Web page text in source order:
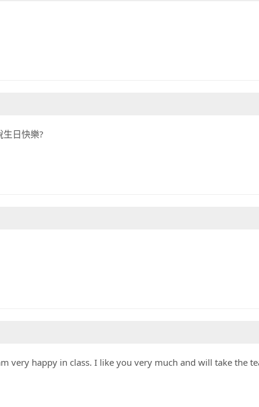
日快樂?
very happy in class. I like you very much and will take the